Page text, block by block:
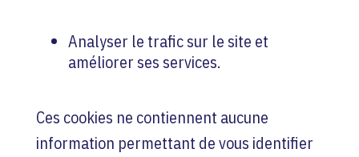
Analyser le trafic sur le site et
améliorer ses services.
Ces cookies ne contiennent aucune
information permettant de vous identifier